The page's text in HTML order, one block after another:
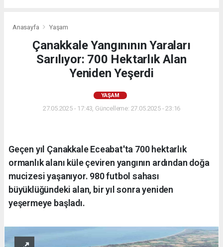
Anasayfa Yaşam
Çanakkale Yangınının Yaraları
Sarılıyor: 700 Hektarlık Alan
Yeniden Yeşerdi
YAŞAM
27.05.2025 - 17:43, Güncelleme: 27.05.2025 - 23:16
Geçen yıl Çanakkale Eceabat'ta 700 hektarlık
ormanlık alanı küle çeviren yangının ardından doğa
mucizesi yaşanıyor. 980 futbol sahası
büyüklüğündeki alan, bir yıl sonra yeniden
yeşermeye başladı.